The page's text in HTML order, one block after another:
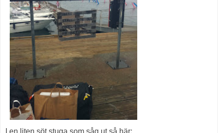
I en liten söt stuga som såg ut så här: